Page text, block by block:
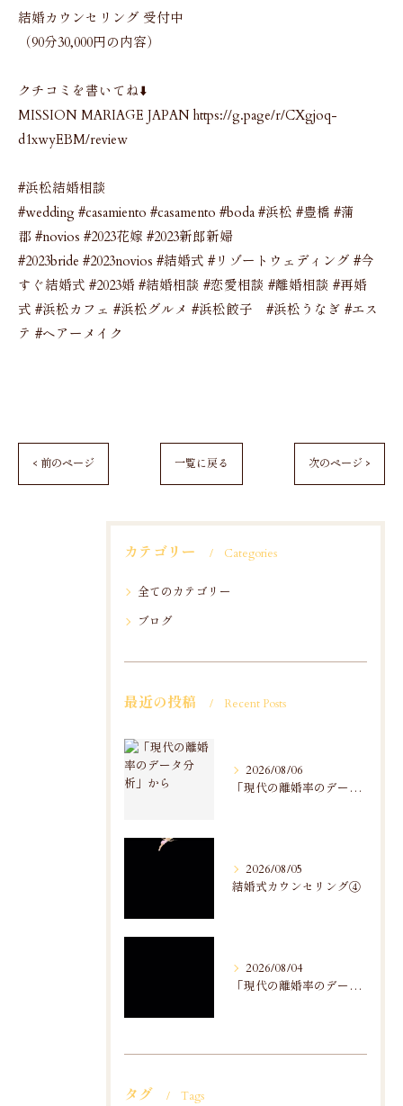
結婚カウンセリング 受付中
（90分30,000円の内容）
クチコミを書いてね⬇️
MISSION MARIAGE JAPAN https://g.page/r/CXgjoq-
d1xwyEBM/review
#浜松結婚相談
#wedding #casamiento #casamento #boda #浜松 #豊橋 #蒲
郡 #novios #2023花嫁 #2023新郎新婦
#2023bride #2023novios #結婚式 #リゾートウェディング #今
すぐ結婚式 #2023婚 #結婚相談 #恋愛相談 #離婚相談 #再婚
式 #浜松カフェ #浜松グルメ #浜松餃子 #浜松うなぎ #エス
テ #ヘアーメイク
< 前のページ 一覧に戻る 次のページ >
カテゴリー Categories
全てのカテゴリー
ブログ
最近の投稿 Recent Posts
2026/08/06
「現代の離婚率のデータ分析」から
2026/08/05
結婚式カウンセリング④
2026/08/04
「現代の離婚率のデータ分析」から
タグ Tags